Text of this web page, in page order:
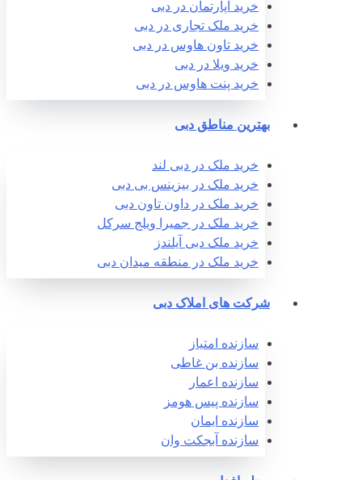
خرید آپارتمان در دبی
خرید ملک تجاری در دبی
خرید تاون هاوس در دبی
خرید ویلا در دبی
خرید پنت هاوس در دبی
بهترین مناطق دبی
خرید ملک در دبی لند
خرید ملک در بیزینس بی دبی
خرید ملک در داون تاون دبی
خرید ملک در جمیرا ویلج سرکل
خرید ملک دبی آیلندز
خرید ملک در منطقه میدان دبی
شرکت های املاک دبی
سازنده امتیاز
سازنده بن غاطی
سازنده اعمار
سازنده پیس هومز
سازنده ایمان
سازنده آبجکت وان‎